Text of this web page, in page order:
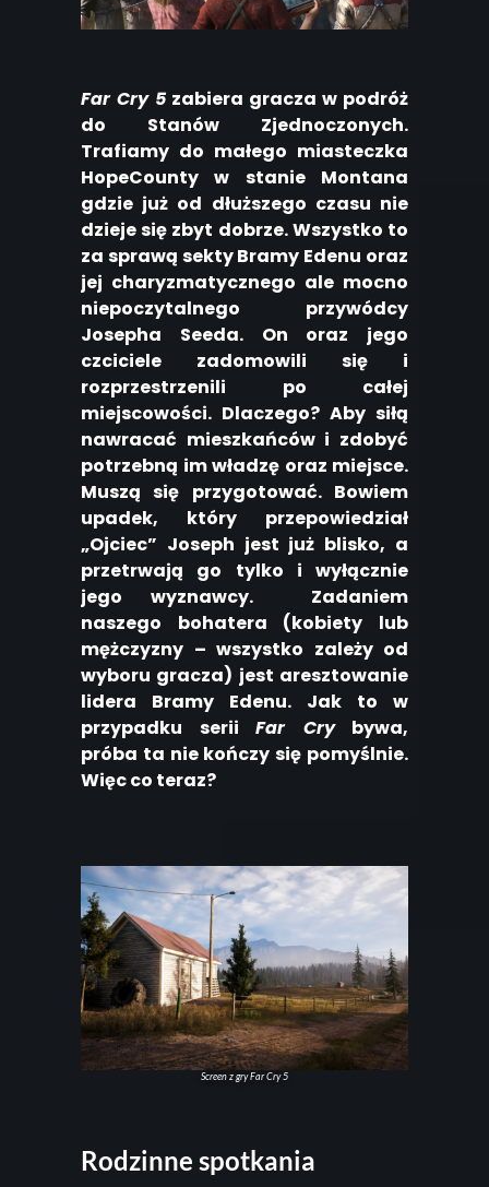
Far Cry 5 zabiera gracza w podróż
do Stanów Zjednoczonych.
Trafiamy do małego miasteczka
HopeCounty w stanie Montana
gdzie już od dłuższego czasu nie
dzieje się zbyt dobrze. Wszystko to
za sprawą sekty Bramy Edenu oraz
jej charyzmatycznego ale mocno
niepoczytalnego przywódcy
Josepha Seeda. On oraz jego
czciciele zadomowili się i
rozprzestrzenili po całej
miejscowości. Dlaczego? Aby siłą
nawracać mieszkańców i zdobyć
potrzebną im władzę oraz miejsce.
Muszą się przygotować. Bowiem
upadek, który przepowiedział
„Ojciec” Joseph jest już blisko, a
przetrwają go tylko i wyłącznie
jego wyznawcy. Zadaniem
naszego bohatera (kobiety lub
mężczyzny – wszystko zależy od
wyboru gracza) jest aresztowanie
lidera Bramy Edenu. Jak to w
przypadku serii Far Crybywa,
próba ta nie kończy się pomyślnie.
Więc co teraz?
Screen z gry Far Cry 5
Rodzinne spotkania